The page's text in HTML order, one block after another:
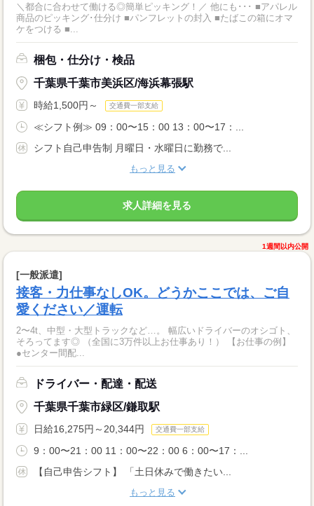
＼都合に合わせて働ける◎簡単ピッキング！／ 他にも･･･ ■アパレル
商品のピッキング･仕分け ■パンフレットの封入 ■たばこの箱にオマ
ケをつける ■...
梱包・仕分け・検品
千葉県千葉市美浜区/海浜幕張駅
時給1,500円～ 交通費一部支給
≪シフト例≫ 09：00〜15：00 13：00〜17：...
シフト自己申告制 月曜日・水曜日に勤務で...
もっと見る
求人詳細を見る
1週間以内公開
[一般派遣]
接客・力仕事なしOK。どうかここでは、ご自
愛ください／運転
2〜4t、中型・大型トラックなど…。 幅広いドライバーのオシゴト、
そろってます◎ （全国に3万件以上お仕事あり！） 【お仕事の例】
●センター間配...
ドライバー・配達・配送
千葉県千葉市緑区/鎌取駅
日給16,275円～20,344円 交通費一部支給
9：00〜21：00 11：00〜22：00 6：00〜17：...
【自己申告シフト】 「土日休みで働きたい...
もっと見る